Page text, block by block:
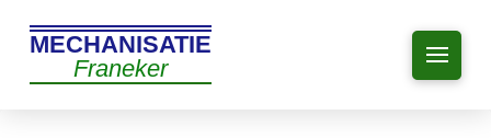
MECHANISATIE
Franeker